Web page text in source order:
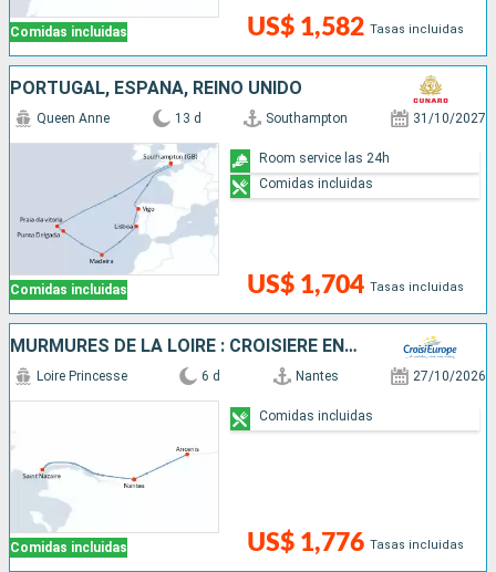
Comidas incluidas US$ 1,582 Tasas incluidas
PORTUGAL, ESPAÑA, REINO UNIDO
Comidas incluidas
Queen Anne 13 d Southampton 31/10/2027
US$ 1,704 Tasas incluidas
Room service las 24h
Comidas incluidas
MURMURES DE LA LOIRE : CROISIÈRE ENTRE PATRIMOINE ET LÉGENDES
Comidas incluidas
Loire Princesse 6 d Nantes 27/10/2026
US$ 1,776 Tasas incluidas
Comidas incluidas